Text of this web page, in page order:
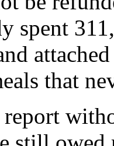
spent
that
report